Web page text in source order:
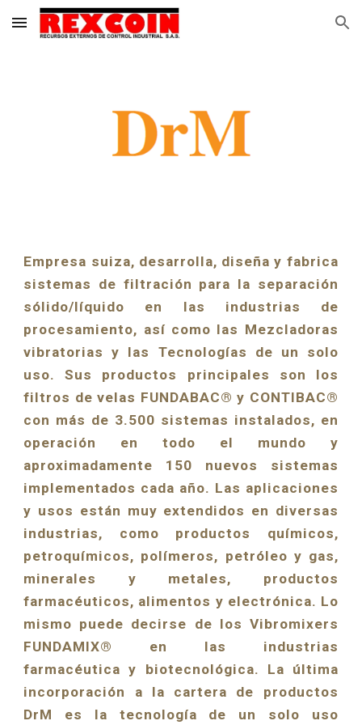
Skip to main content Skip to navigation
Empresa suiza, desarrolla, diseña y fabrica
sistemas de filtración para la separación
sólido/líquido en las industrias de
procesamiento, así como las Mezcladoras
vibratorias y las Tecnologías de un solo
uso. Sus productos principales son los
filtros de velas FUNDABAC® y CONTIBAC®
con más de 3.500 sistemas instalados, en
operación en todo el mundo y
aproximadamente 150 nuevos sistemas
implementados cada año. Las aplicaciones
y usos están muy extendidos en diversas
industrias, como productos químicos,
petroquímicos, polímeros, petróleo y gas,
minerales y metales, productos
farmacéuticos, alimentos y electrónica. Lo
mismo puede decirse de los Vibromixers
FUNDAMIX® en las industrias
farmacéutica y biotecnológica. La última
incorporación a la cartera de productos
DrM es la tecnología de un solo uso